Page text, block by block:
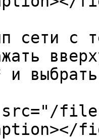
сети с
files/